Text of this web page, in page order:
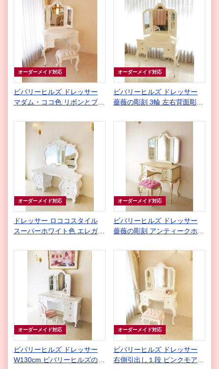
オーダーメイド対応
ビバリーヒルズ ドレッサー
マダム・ココ色 リボンとブー
仕上げ
オーダーメイド対応
ビバリーヒルズ ドレッサー
薔薇の彫刻 3輪 左右背面彫刻
オーダーメイド対応
ドレッサー ロココスタイル
スーパーホワイト色 エレガン
オーダーメイド対応
ビバリーヒルズ ドレッサー
薔薇の彫刻 アンティークホワ
オーダーメイド対応
ビバリーヒルズ ドレッサー
W130cm ビバリーヒルズの彫
オーダーメイド対応
ビバリーヒルズ ドレッサー
右側引出し１段 ピンクモアレ